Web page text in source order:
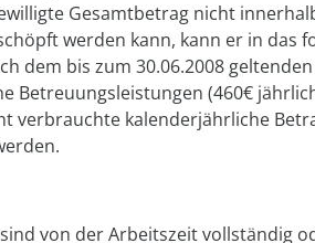
Gesamtbetrag nicht
werden kann, kann er in das
dem bis zum 30.06.2008
Betreuungsleistungen (460€
verbrauchte kalenderjährliche
von der Arbeitszeit vollständig